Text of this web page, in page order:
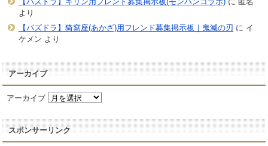
より
【パズドラ】猗窩座(あかざ)用フレンド募集掲示板｜鬼滅の刃 に イ
ケメン より
アーカイブ
アーカイブ
スポンサーリンク